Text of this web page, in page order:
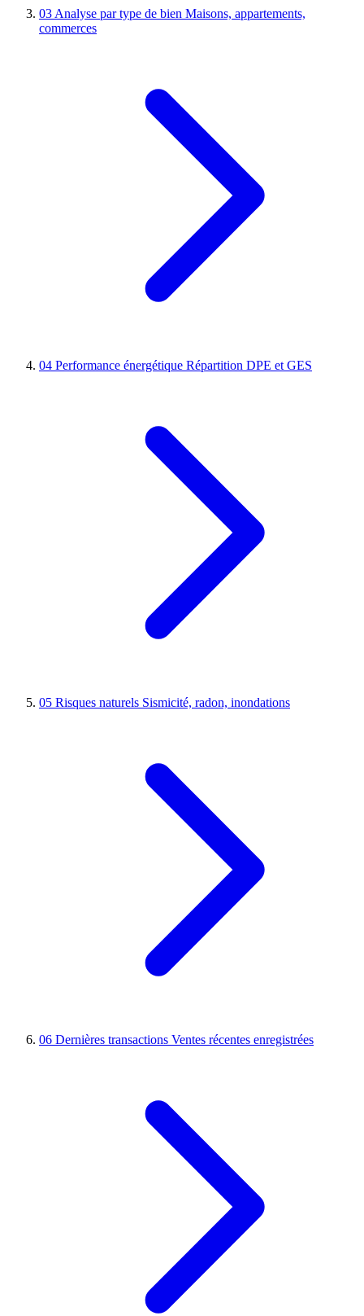
03 Analyse par type de bien Maisons, appartements,
commerces
04 Performance énergétique Répartition DPE et GES
05 Risques naturels Sismicité, radon, inondations
06 Dernières transactions Ventes récentes enregistrées